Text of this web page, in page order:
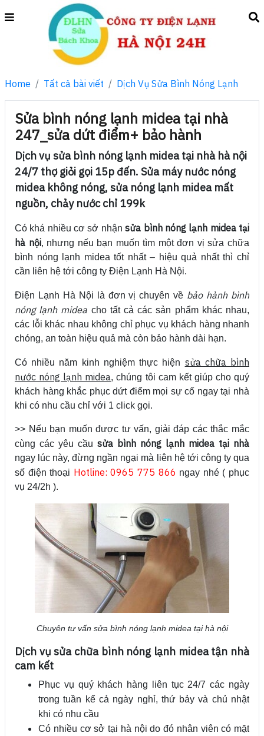
Home Tất cả bài viết Dịch Vụ Sửa Bình Nóng Lạnh
Sửa bình nóng lạnh midea tại nhà
247_sửa dứt điểm+ bảo hành
Dịch vụ sửa bình nóng lạnh midea tại nhà hà nội
24/7 thợ giỏi gọi 15p đến. Sửa máy nước nóng
midea không nóng, sửa nóng lạnh midea mất
nguồn, chảy nước chỉ 199k
Có khá nhiều cơ sở nhậnsửa bình nóng lạnh midea tại
hà nội, nhưng nếu bạn muốn tìm một đơn vị sửa chữa
bình nóng lạnh midea tốt nhất – hiệu quả nhất thì chỉ
cần liên hệ tới công ty Điện Lạnh Hà Nội.
Điện Lạnh Hà Nội là đơn vị chuyên về bảo hành bình
nóng lạnh midea cho tất cả các sản phẩm khác nhau,
các lỗi khác nhau không chỉ phục vụ khách hàng nhanh
chóng, an toàn hiệu quả mà còn bảo hành dài hạn.
Có nhiều năm kinh nghiệm thực hiện sửa chữa bình
nước nóng lạnh midea, chúng tôi cam kết giúp cho quý
khách hàng khắc phục dứt điểm mọi sự cố ngay tại nhà
khi có nhu cầu chỉ với 1 click gọi.
>> Nếu bạn muốn được tư vấn, giải đáp các thắc mắc
cùng các yêu cầu sửa bình nóng lạnh midea tại nhà
ngay lúc này, đừng ngần ngại mà liên hệ tới công ty qua
số điện thoại Hotline: 0965 775 866 ngay nhé ( phục
vụ 24/2h ).
Chuyên tư vấn sửa bình nóng lạnh midea tại hà nội
Dịch vụ sửa chữa bình nóng lạnh midea tận nhà
cam kết
Phục vụ quý khách hàng liên tục 24/7 các ngày
trong tuần kể cả ngày nghỉ, thứ bảy và chủ nhật
khi có nhu cầu
Có nhiều cơ sở tại hà nội do đó nhân viên có mặt